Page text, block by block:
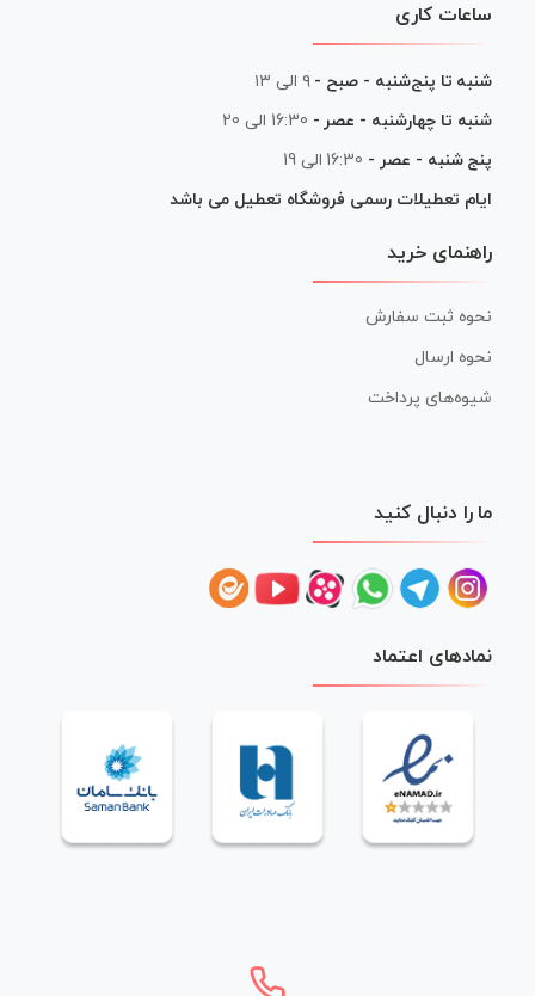
ساعات کاری
شنبه تا پنج‌شنبه - صبح - ۹ الی ۱۳
شنبه تا چهارشنبه - عصر - 16:30 الی 20
پنج شنبه - عصر - 16:30 الی 19
ایام تعطیلات رسمی فروشگاه تعطیل می باشد
راهنمای خرید
نحوه ثبت سفارش
نحوه ارسال
شیوه‌های پرداخت
ما را دنبال کنید
نمادهای اعتماد